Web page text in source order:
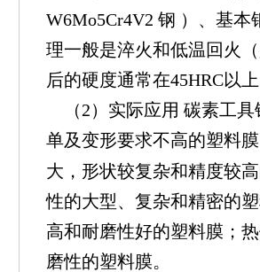
W6Mo5Cr4V2 钢 ）、基本
理一般是淬火和低温 回火
后的硬度通常在45HRC以上
（2）实际应用 碳素工具
单及变形要求不高的塑料
大，形状较复杂和精度较
性的大型、复杂和精密的
高和耐磨性好的塑料膜；
磨性的塑料膜。